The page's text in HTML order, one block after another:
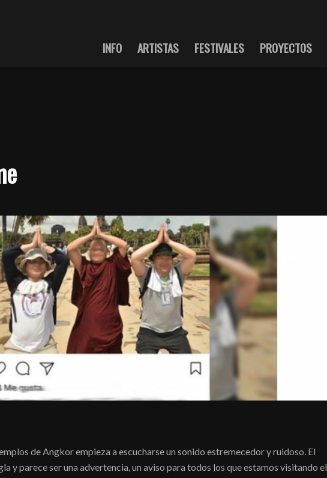
INFO ARTISTAS FESTIVALES PROYECTOS
de Angkor empieza a escucharse un sonido estremecedor y ruidoso. El
y parece ser una advertencia, un aviso para todos los que estamos visitando el